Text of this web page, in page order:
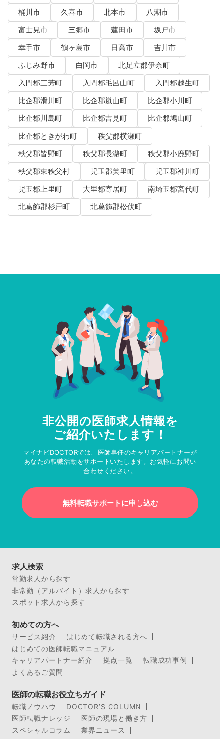
桶川市
久喜市 北本市
八潮市
富士見市
三郷市 蓮田市
坂戸市
幸手市
鶴ヶ島市 日高市
吉川市
ふじみ野市
白岡市
北足立郡伊奈町
入間郡三芳町
入間郡毛呂山町
入間郡越生町
比企郡滑川町
比企郡嵐山町
比企郡小川町
比企郡川島町
比企郡吉見町
比企郡鳩山町
比企郡ときがわ町
秩父郡横瀬町
秩父郡皆野町
秩父郡長瀞町
秩父郡小鹿野町
秩父郡東秩父村
児玉郡美里町
児玉郡神川町
児玉郡上里町
大里郡寄居町
南埼玉郡宮代町
北葛飾郡杉戸町
北葛飾郡松伏町
非公開の医師求人情報を
ご紹介いたします！
マイナビDOCTORでは、医師専任のキャリアパートナーが
あなたの転職活動をサポートいたします。お気軽にお問い
合わせください。
無料転職サポートに申し込む
求人検索
常勤求人から探す
非常勤（アルバイト）求人から探す
スポット求人から探す
初めての方へ
サービス紹介
はじめて転職される方へ
はじめての医師転職マニュアル
キャリアパートナー紹介
拠点一覧
転職成功事例
よくあるご質問
医師の転職お役立ちガイド
転職ノウハウ
DOCTOR’S COLUMN
医師転職ナレッジ
医師の現場と働き方
スペシャルコラム
業界ニュース